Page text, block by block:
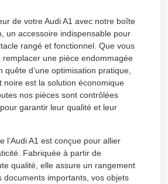
de votre Audi A1 avec notre boîte
un accessoire indispensable pour
rangé et fonctionnel. Que vous
remplacer une pièce endommagée
quête d’une optimisation pratique,
noire est la solution économique
nos pièces sont contrôlées
garantir leur qualité et leur
l’Audi A1 est conçue pour allier
Fabriquée à partir de
qualité, elle assure un rangement
documents importants, vos objets